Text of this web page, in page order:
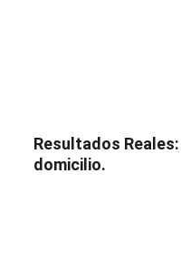
Resultados
domicilio.